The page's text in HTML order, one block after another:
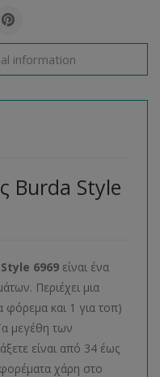
information
Burda Style
Style 6969 είναι ένα
Περιέχει μια
φόρεμα και 1 για τοπ)
μεγέθη των
είναι από 34 έως
χάρη στο